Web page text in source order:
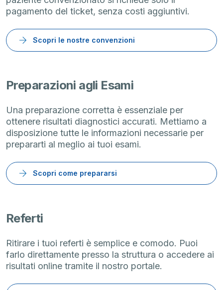
pagamento del ticket, senza costi aggiuntivi.
Scopri le nostre convenzioni
Preparazioni agli Esami
Una preparazione corretta è essenziale per
ottenere risultati diagnostici accurati. Mettiamo a
disposizione tutte le informazioni necessarie per
prepararti al meglio ai tuoi esami.
Scopri come prepararsi
Referti
Ritirare i tuoi referti è semplice e comodo. Puoi
farlo direttamente presso la struttura o accedere ai
risultati online tramite il nostro portale.